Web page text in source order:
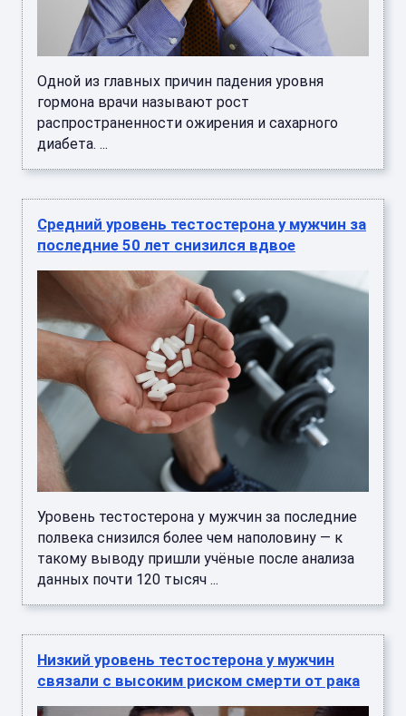
Одной из главных причин падения уровня
гормона врачи называют рост
распространенности ожирения и сахарного
диабета. ...
Средний уровень тестостерона у мужчин за
последние 50 лет снизился вдвое
Уровень тестостерона у мужчин за последние
полвека снизился более чем наполовину — к
такому выводу пришли учёные после анализа
данных почти 120 тысяч ...
Низкий уровень тестостерона у мужчин
связали с высоким риском смерти от рака